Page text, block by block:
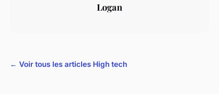
Logan
← Voir tous les articles High tech